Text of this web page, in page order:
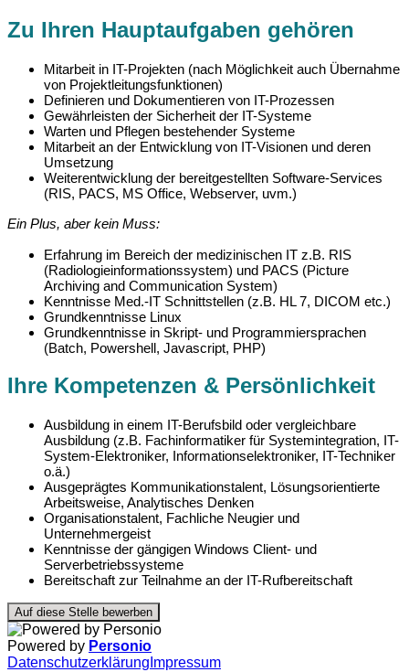
Zu Ihren Hauptaufgaben gehören
Mitarbeit in IT-Projekten (nach Möglichkeit auch Übernahme
von Projektleitungsfunktionen)
Definieren und Dokumentieren von IT-Prozessen
Gewährleisten der Sicherheit der IT-Systeme
Warten und Pflegen bestehender Systeme
Mitarbeit an der Entwicklung von IT-Visionen und deren
Umsetzung
Weiterentwicklung der bereitgestellten Software-Services
(RIS, PACS, MS Office, Webserver, uvm.)
Ein Plus, aber kein Muss:
Erfahrung im Bereich der medizinischen IT z.B. RIS
(Radiologieinformationssystem) und PACS (Picture
Archiving and Communication System)
Kenntnisse Med.-IT Schnittstellen (z.B. HL 7, DICOM etc.)
Grundkenntnisse Linux
Grundkenntnisse in Skript- und Programmiersprachen
(Batch, Powershell, Javascript, PHP)
Ihre Kompetenzen & Persönlichkeit
Ausbildung in einem IT-Berufsbild oder vergleichbare
Ausbildung (z.B. Fachinformatiker für Systemintegration, IT-
System-Elektroniker, Informationselektroniker, IT-Techniker
o.ä.)
Ausgeprägtes Kommunikationstalent, Lösungsorientierte
Arbeitsweise, Analytisches Denken
Organisationstalent, Fachliche Neugier und
Unternehmergeist
Kenntnisse der gängigen Windows Client- und
Serverbetriebssysteme
Bereitschaft zur Teilnahme an der IT-Rufbereitschaft
Auf diese Stelle bewerben
Powered by Personio
Datenschutzerklärung Impressum